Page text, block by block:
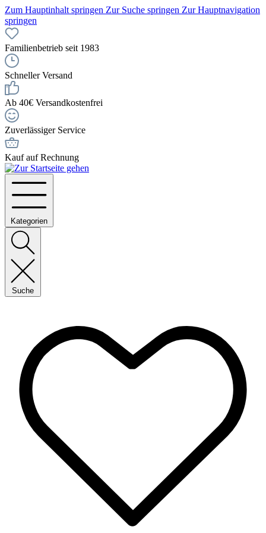
Zum Hauptinhalt springen Zur Suche springen Zur Hauptnavigation
springen
Familienbetrieb seit 1983
Schneller Versand
Ab 40€ Versandkostenfrei
Zuverlässiger Service
Kauf auf Rechnung
Kategorien
Suche